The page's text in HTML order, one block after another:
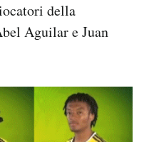
della
Aguilar e Juan